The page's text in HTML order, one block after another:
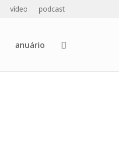
vídeo podcast
anuário